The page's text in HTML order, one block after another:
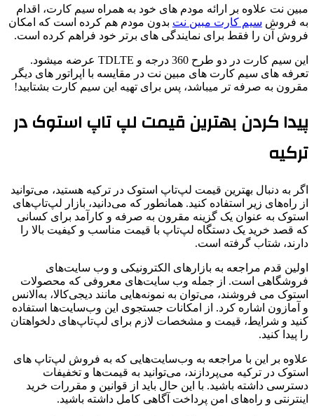
مبین نت علاوه بر ارائه مودم های خود به همراه سیم کارت، اقدام
به فروش سیم کارت مبین نت بدون مودم هم کرده است که امکان
فروش آن را فقط برای نمایندگی های برتر خود فراهم کرده است.
این سیم کارت در دو طرح 360 درجه و TDLTE عرضه میشود.
تعرفه های سیم کارت های مبین نت در مقایسه با اپراتور های دیگر
مقرون به صرفه تر میباشد، پس برای تهیه این سیم کارت بشتابید!
پیدا کردن بهترین قیمت لپ تاپ استوک در
ترکیه
اگر به دنبال بهترین قیمت لپ‌تاپ استوک در ترکیه هستید، می‌توانید
از راه‌های زیر استفاده کنید. همانطور که می‌دانید، بازار لپ‌تاپ‌های
استوک به عنوان یک گزینه مقرون به صرفه و کارآمد برای کسانی
که قصد خرید یک دستگاه لپ‌تاپ با قیمت مناسب و کیفیت بالا را
دارند، شتاب گرفته است.
اولین قدم مراجعه به بازارهای الکترونیکی و وب‌ سایت‌های
فروشگاهی است. از جمله وب ‌سایت‌های معروفی که محصولات
استوک می فروشند، می‌توان به نمونه‌هایی مانند دیجی‌کالا، به‌الانس
و آمازون اشاره کرد. از امکانات جستجوی این وب‌سایت‌ها استفاده
کنید و شرایط، قیمت و مشخصات لازم برای لپ‌تاپ‌های دلخواهتان
را پیدا کنید.
علاوه بر این با مراجعه به وب‌سایت‌هایی که به فروش لپ‌تاپ‌ های
استوک در ترکیه می‌پردازند، می‌توانید به قیمت‌ها و تخفیفات
دسترسی داشته باشید. با این حال باید از قوانین و مقررات خرید
اینترنتی و راه‌های امن پرداخت آگاهی کامل داشته باشید.